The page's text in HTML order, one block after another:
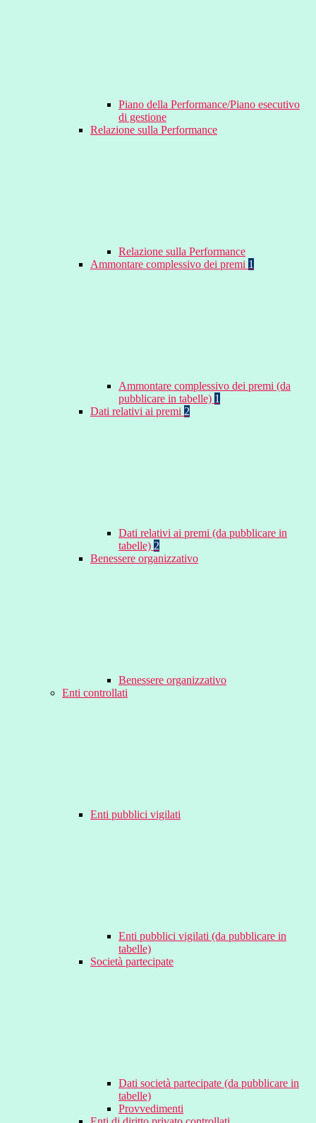
Piano della Performance/Piano esecutivo
di gestione
Relazione sulla Performance
Relazione sulla Performance
Ammontare complessivo dei premi 1
Ammontare complessivo dei premi (da
pubblicare in tabelle) 1
Dati relativi ai premi 2
Dati relativi ai premi (da pubblicare in
tabelle) 2
Benessere organizzativo
Benessere organizzativo
Enti controllati
Enti pubblici vigilati
Enti pubblici vigilati (da pubblicare in
tabelle)
Società partecipate
Dati società partecipate (da pubblicare in
tabelle)
Provvedimenti